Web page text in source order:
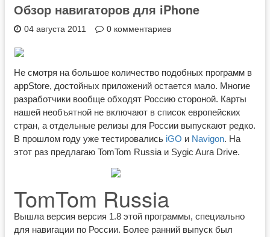
Обзор навигаторов для iPhone
04 августа 2011 0 комментариев
Не смотря на большое количество подобных программ в
appStore, достойных приложений остается мало. Многие
разработчики вообще обходят Россию стороной. Карты
нашей необъятной не включают в список европейских
стран, а отдельные релизы для России выпускают редко.
В прошлом году уже тестировались iGO и Navigon. На
этот раз предлагаю TomTom Russia и Sygic Aura Drive.
TomTom Russia
Вышла версия версия 1.8 этой программы, специально
для навигации по России. Более ранний выпуск был